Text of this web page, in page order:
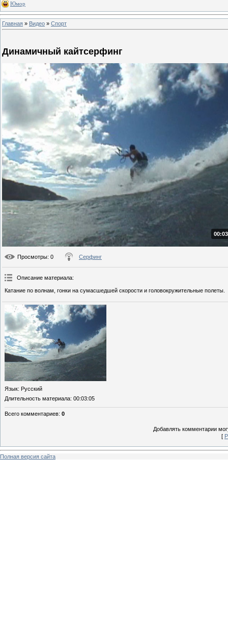
Юмор
Главная » Видео » Спорт
Динамичный кайтсерфинг
Просмотры: 0 Серфинг
Описание материала:
Катание по волнам, гонки на сумасшедшей скорости и головокружительные полеты.
Язык: Русский
Длительность материала: 00:03:05
Всего комментариев: 0
Добавлять комментарии
[
Полная версия сайта